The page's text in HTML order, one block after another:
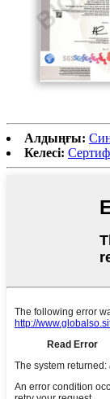
Алдыңғы:
Келесі: